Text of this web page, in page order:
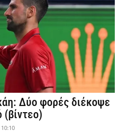
Δύο φορές διέκοψε
(βίντεο)